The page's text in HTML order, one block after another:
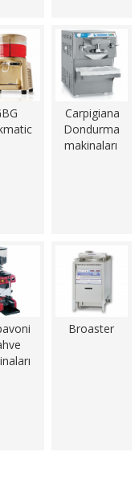
Carpigiana
Dondurma
makinaları
Broaster